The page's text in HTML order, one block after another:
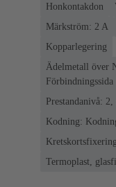
Honkontakdon
Märkström: ‌2 A
Kopparlegering
Ädelmetall över
Förbindningssida
Prestandanivå:
Kodning:
Termoplast,